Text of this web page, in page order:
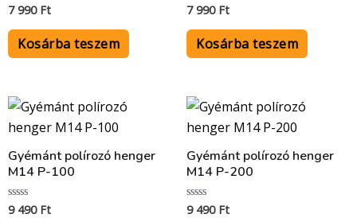
Értékelés:
/
7 990 Ft
Kosárba teszem
Értékelés:
/
7 990 Ft
Kosárba teszem
Gyémánt polírozó henger
M14 P-100
Értékelés:
9 490 Ft
Gyémánt polírozó henger
M14 P-200
Értékelés:
9 490 Ft